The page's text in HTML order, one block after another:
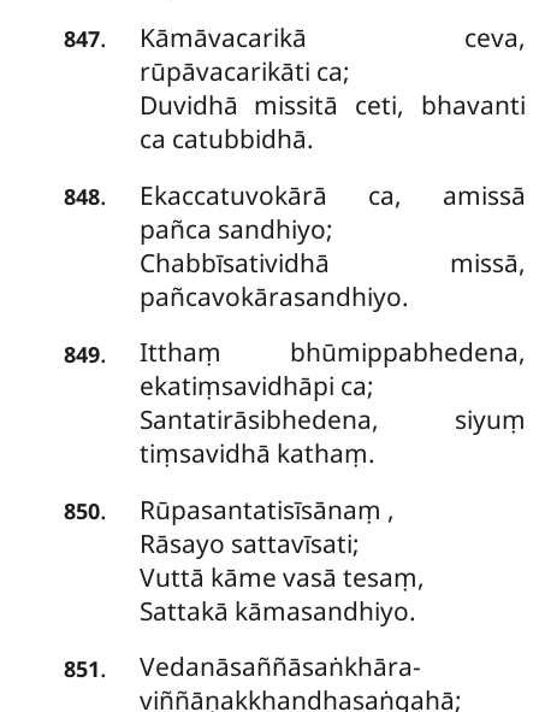
847.
Kāmāvacarikā ceva,
rūpāvacarikāti ca;
Duvidhā missitā ceti, bhavanti
ca catubbidhā.
848.
Ekaccatuvokārā ca, amissā
pañca sandhiyo;
Chabbīsatividhā missā,
pañcavokārasandhiyo.
849.
Itthaṃ bhūmippabhedena,
ekatiṃsavidhāpi ca;
Santatirāsibhedena, siyuṃ
tiṃsavidhā kathaṃ.
850. Rūpasantatisīsānaṃ ,
Rāsayo sattavīsati;
Vuttā kāme vasā tesaṃ,
Sattakā kāmasandhiyo.
851.
Vedanāsaññāsaṅkhāra-
viññāṇakkhandhasaṅgahā;